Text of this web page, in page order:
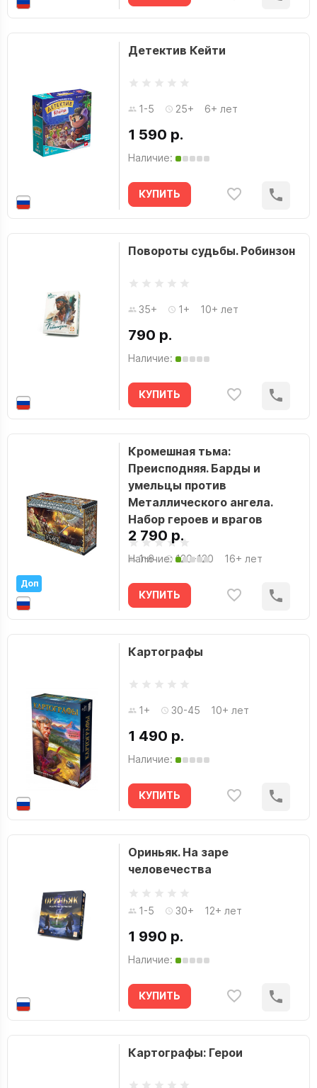
Детектив Кейти
1-5 25+ 6+ лет
1 590 р.
Наличие:
КУПИТЬ
Повороты судьбы. Робинзон
35+ 1+ 10+ лет
790 р.
Наличие:
КУПИТЬ
Доп
Кромешная тьма:
Преисподняя. Барды и
умельцы против
Металлического ангела.
Набор героев и врагов
1-6 120-120 16+ лет
2 790 р.
Наличие:
КУПИТЬ
Картографы
1+ 30-45 10+ лет
1 490 р.
Наличие:
КУПИТЬ
Ориньяк. На заре
человечества
1-5 30+ 12+ лет
1 990 р.
Наличие:
КУПИТЬ
Картографы: Герои